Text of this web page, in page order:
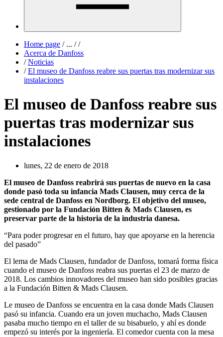
Home page /... / /
Acerca de Danfoss
/ Noticias
/ El museo de Danfoss reabre sus puertas tras modernizar sus
instalaciones
El museo de Danfoss reabre sus
puertas tras modernizar sus
instalaciones
lunes, 22 de enero de 2018
El museo de Danfoss reabrirá sus puertas de nuevo en la casa
donde pasó toda su infancia Mads Clausen, muy cerca de la
sede central de Danfoss en Nordborg. El objetivo del museo,
gestionado por la Fundación Bitten & Mads Clausen, es
preservar parte de la historia de la industria danesa.
“Para poder progresar en el futuro, hay que apoyarse en la herencia
del pasado”
El lema de Mads Clausen, fundador de Danfoss, tomará forma física
cuando el museo de Danfoss reabra sus puertas el 23 de marzo de
2018. Los cambios innovadores del museo han sido posibles gracias
a la Fundación Bitten & Mads Clausen.
Le museo de Danfoss se encuentra en la casa donde Mads Clausen
pasó su infancia. Cuando era un joven muchacho, Mads Clausen
pasaba mucho tiempo en el taller de su bisabuelo, y ahí es donde
empezó su interés por la ingeniería. El comedor cuenta con la mesa